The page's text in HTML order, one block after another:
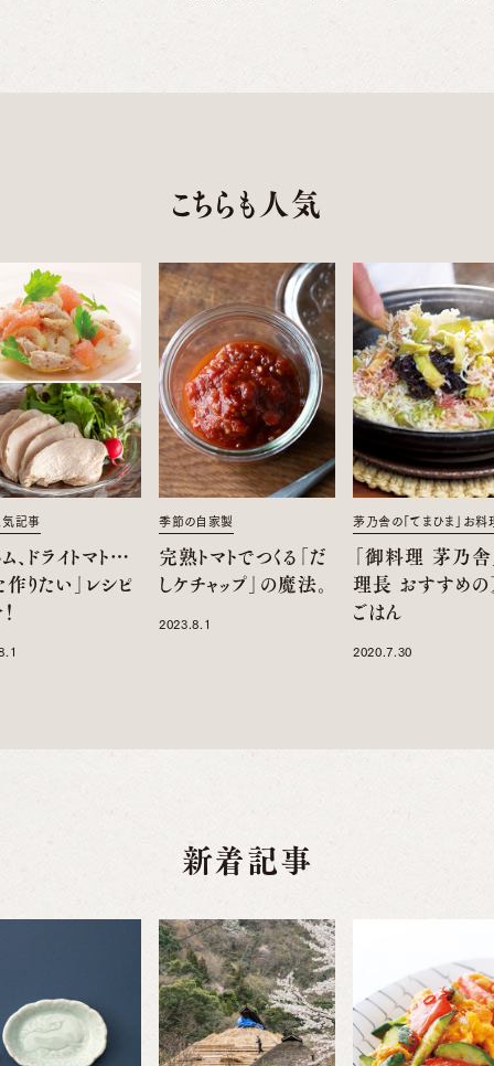
こちらも人気
記事
、ドライトマト…
作りたい」レシピ
季節の自家製
完熟トマトでつくる「だ
しケチャップ」の魔法。
2023.8.1
茅乃舎の「てまひま」お料
「御料理 茅乃舎
理長 おすすめの
ごはん
2020.7.30
新着記事